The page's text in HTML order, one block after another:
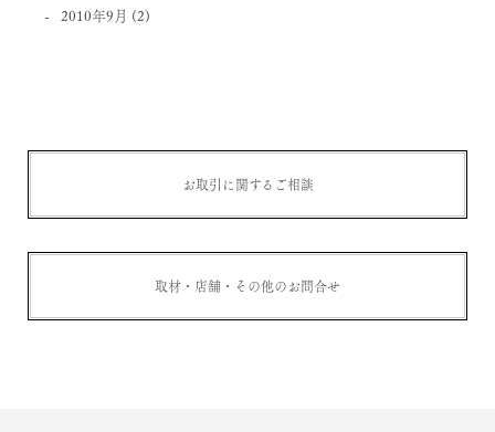
2010年9月 (2)
お取引に関するご相談
取材・店舗・その他のお問合せ